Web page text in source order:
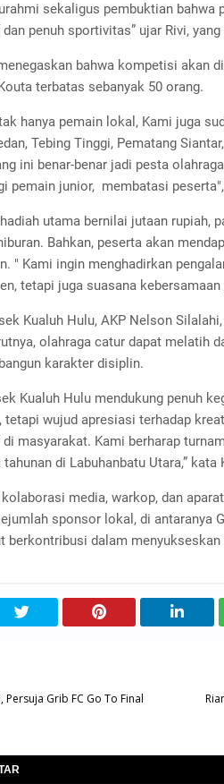
sekaligus pembuktian bahwa
penuh sportivitas” ujar Rivi,
bahwa kompetisi akan
terbatas sebanyak 50 orang.
hanya pemain lokal, Kami juga
Tebing Tinggi, Pematang
ini benar-benar jadi pesta
pemain junior, membatasi
utama bernilai jutaan rupiah,
Bahkan, peserta akan
" Kami ingin menghadirkan
tetapi juga suasana kebersamaan
Kualuh Hulu, AKP Nelson
olahraga catur dapat melatih
karakter disiplin.
Kualuh Hulu mendukung penuh
tetapi wujud apresiasi terhadap
masyarakat. Kami berharap
di Labuhanbatu Utara,”
kolaborasi media, warkop, dan
sponsor lokal, di antaranya
berkontribusi dalam menyukseskan
Persuja Grib FC Go To Final